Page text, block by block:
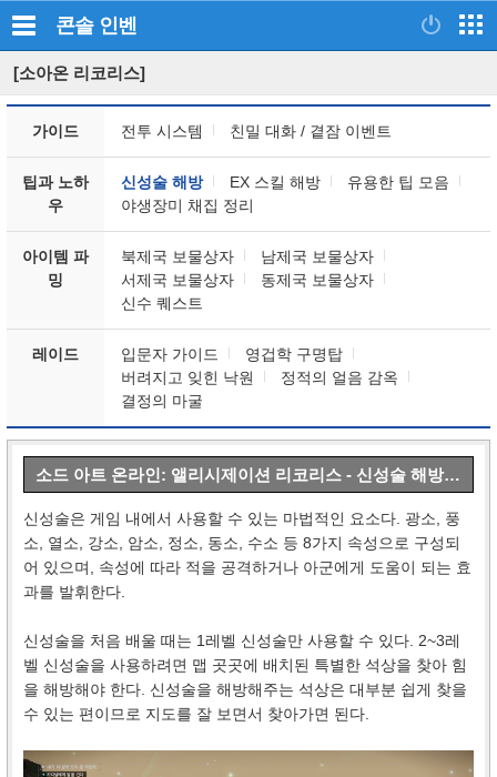
콘솔 인벤
[소아온 리코리스]
가이드 전투 시스템 친밀 대화 / 곁잠 이벤트
팁과 노하
우
신성술 해방 EX 스킬 해방
유용한 팁 모음
야생장미 채집 정리
아이템 파
밍
북제국 보물상자
남제국 보물상자
서제국 보물상자
동제국 보물상자
신수 퀘스트
레이드 입문자 가이드
영겁학 구명탑
버려지고 잊힌 낙원
정적의 얼음 감옥
결정의 마굴
소드 아트 온라인: 앨리시제이션 리코리스 - 신성술 해방 석상 정리
신성술은 게임 내에서 사용할 수 있는 마법적인 요소다. 광소, 풍
소, 열소, 강소, 암소, 정소, 동소, 수소 등 8가지 속성으로 구성되
어 있으며, 속성에 따라 적을 공격하거나 아군에게 도움이 되는 효
과를 발휘한다.
신성술을 처음 배울 때는 1레벨 신성술만 사용할 수 있다. 2~3레
벨 신성술을 사용하려면 맵 곳곳에 배치된 특별한 석상을 찾아 힘
을 해방해야 한다. 신성술을 해방해주는 석상은 대부분 쉽게 찾을
수 있는 편이므로 지도를 잘 보면서 찾아가면 된다.